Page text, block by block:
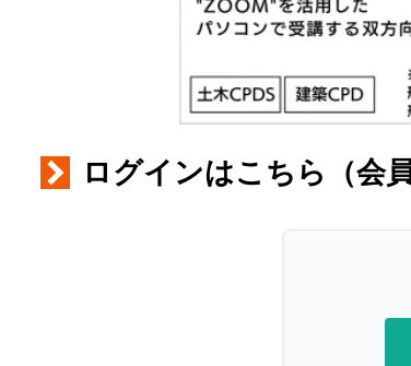
ログインはこちら（会